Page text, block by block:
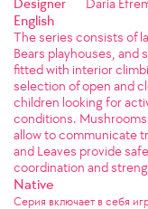
Designer Daria
English
The series consists of
Bears playhouses, and
fitted with interior
selection of open and
children looking for
conditions.
allow to communicate
and Leaves provide
coordination and
Native
Серия включает в себя